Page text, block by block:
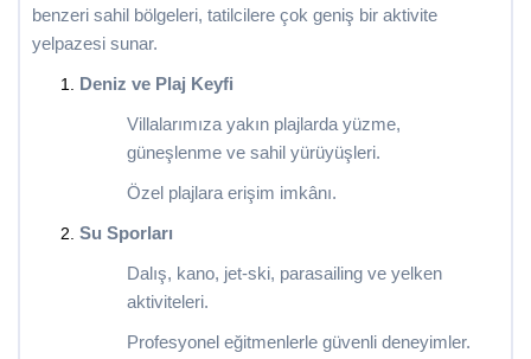
benzeri sahil bölgeleri, tatilcilere çok geniş bir aktivite
yelpazesi sunar.
Deniz ve Plaj Keyfi
Villalarımıza yakın plajlarda yüzme,
güneşlenme ve sahil yürüyüşleri.
Özel plajlara erişim imkânı.
Su Sporları
Dalış, kano, jet-ski, parasailing ve yelken
aktiviteleri.
Profesyonel eğitmenlerle güvenli deneyimler.